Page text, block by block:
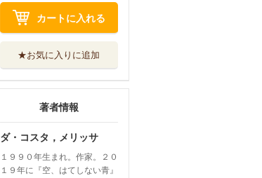
カートに入れる
★お気に入りに追加
著者情報
ダ・コスタ，メリッサ
１９９０年生まれ。作家。２０
１９年に『空、はてしない青』